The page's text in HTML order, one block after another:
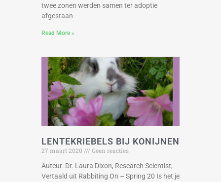
twee zonen werden samen ter adoptie
afgestaan
Read More »
LENTEKRIEBELS BIJ KONIJNEN
27 maart 2020
Geen reacties
Auteur: Dr. Laura Dixon, Research Scientist;
Vertaald uit Rabbiting On – Spring 20 Is het je